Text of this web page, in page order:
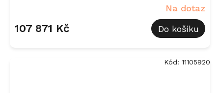
Na dotaz
107 871 Kč Do košíku
Kód: 11105920